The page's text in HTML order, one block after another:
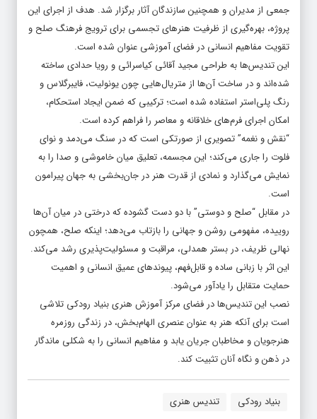
جمعی از مدیران و همچنین سازندگان آثار برگزار شد. هدف از اجرای این
پروژه، بهره‌گیری از ظرفیت هنرهای تجسمی برای ترویج فرهنگ صلح و
تقویت مفاهیم انسانی در فضای آموزشی عنوان شده است.
این تندیس‌ها به طراحی مجید آقائی کیاسرائی و رویا حدادی ساخته
شده‌اند و در ساخت آن‌ها از متریال‌هایی چون یونولیت، فایبرگلاس و
رنگ پلی‌استر استفاده شده است؛ ترکیبی که ضمن ایجاد استحکام،
امکان اجرای فرم‌های خلاقانه و معاصر را فراهم کرده است.
“نقش و نغمه” تصویری از صورتکی است که در سنگ می‌دمد و نوای
فلوت را جاری می‌کند؛ این مجسمه، تعلیق میان خاموشی و صدا را به
نمایش می‌گذارد و نمادی از قدرت هنر در جان‌بخشی به جهان پیرامون
است.
در مقابل “صلح و دوستی” با دو دست گشوده که درختی در میان آن‌ها
روییده، مفهومی روشن و جهانی را بازتاب می‌دهد؛ اینکه صلح، همچون
نهالی ظریف، در بستر همدلی، مراقبت و مسئولیت‌پذیری رشد می‌کند.
این اثر با زبانی ساده و قابل‌فهم، پیوندهای عمیق انسانی و اهمیت
حمایت متقابل را یادآور می‌شود.
نصب این تندیس‌ها در فضای مرکز آموزش هنری بنیاد رودکی تلاشی
است برای آنکه هنر به عنوان عنصری الهام‌بخش، در زندگی روزمره
هنرجویان و مخاطبان جریان یابد و مفاهیم انسانی را به شکلی ماندگار
در ذهن و نگاه آنان تثبیت کند.
بنیاد رودکی تندیس هنری